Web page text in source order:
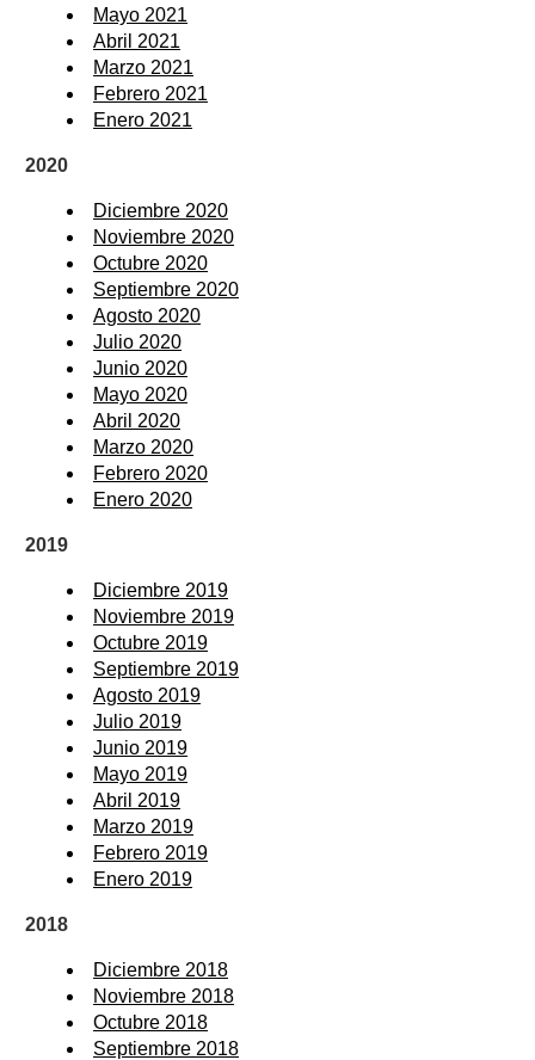
Mayo 2021
Abril 2021
Marzo 2021
Febrero 2021
Enero 2021
2020
Diciembre 2020
Noviembre 2020
Octubre 2020
Septiembre 2020
Agosto 2020
Julio 2020
Junio 2020
Mayo 2020
Abril 2020
Marzo 2020
Febrero 2020
Enero 2020
2019
Diciembre 2019
Noviembre 2019
Octubre 2019
Septiembre 2019
Agosto 2019
Julio 2019
Junio 2019
Mayo 2019
Abril 2019
Marzo 2019
Febrero 2019
Enero 2019
2018
Diciembre 2018
Noviembre 2018
Octubre 2018
Septiembre 2018